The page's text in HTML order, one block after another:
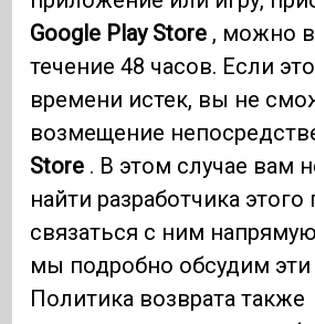
Google Play Store , можно
течение 48 часов. Если
времени истек, вы не
возмещение
Store . В этом случае вам
найти разработчика
связаться с ним
мы подробно обсудим
Политика возврата также